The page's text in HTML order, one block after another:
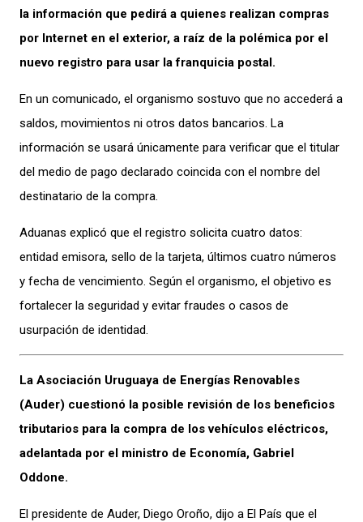
la información que pedirá a quienes realizan compras
por Internet en el exterior, a raíz de la polémica por el
nuevo registro para usar la franquicia postal.
En un comunicado, el organismo sostuvo que no accederá a
saldos, movimientos ni otros datos bancarios. La
información se usará únicamente para verificar que el titular
del medio de pago declarado coincida con el nombre del
destinatario de la compra.
Aduanas explicó que el registro solicita cuatro datos:
entidad emisora, sello de la tarjeta, últimos cuatro números
y fecha de vencimiento. Según el organismo, el objetivo es
fortalecer la seguridad y evitar fraudes o casos de
usurpación de identidad.
La Asociación Uruguaya de Energías Renovables
(Auder) cuestionó la posible revisión de los beneficios
tributarios para la compra de los vehículos eléctricos,
adelantada por el ministro de Economía, Gabriel
Oddone.
El presidente de Auder, Diego Oroño, dijo a El País que el